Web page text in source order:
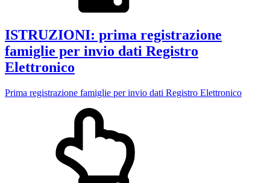
ISTRUZIONI: prima registrazione
famiglie per invio dati Registro
Elettronico
Prima registrazione famiglie per invio dati Registro Elettronico